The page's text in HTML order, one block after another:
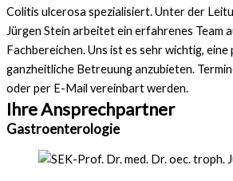
Colitis ulcerosa spezialisiert. Unter der
Jürgen Stein arbeitet ein erfahrenes Team
Fachbereichen. Uns ist es sehr wichtig, eine
ganzheitliche Betreuung anzubieten.
oder per E-Mail vereinbart werden.
Ihre Ansprechpartner
Gastroenterologie